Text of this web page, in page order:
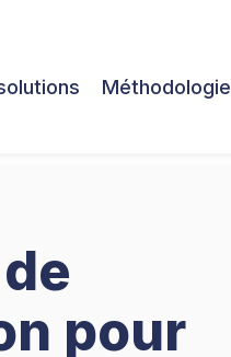
Méthodologie
pour